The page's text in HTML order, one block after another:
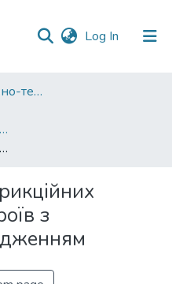
Log In (current)
Факультет інженерно-технологічний
133 «Галузеве машинобудування» - Магістри 2025-2026
Удосконалення фрикційних гальмівних пристроїв з повітряним охолодженням
з